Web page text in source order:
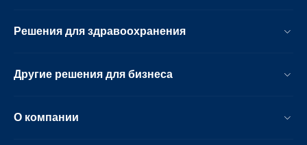
Решения для здравоохранения
Другие решения для бизнеса
О компании